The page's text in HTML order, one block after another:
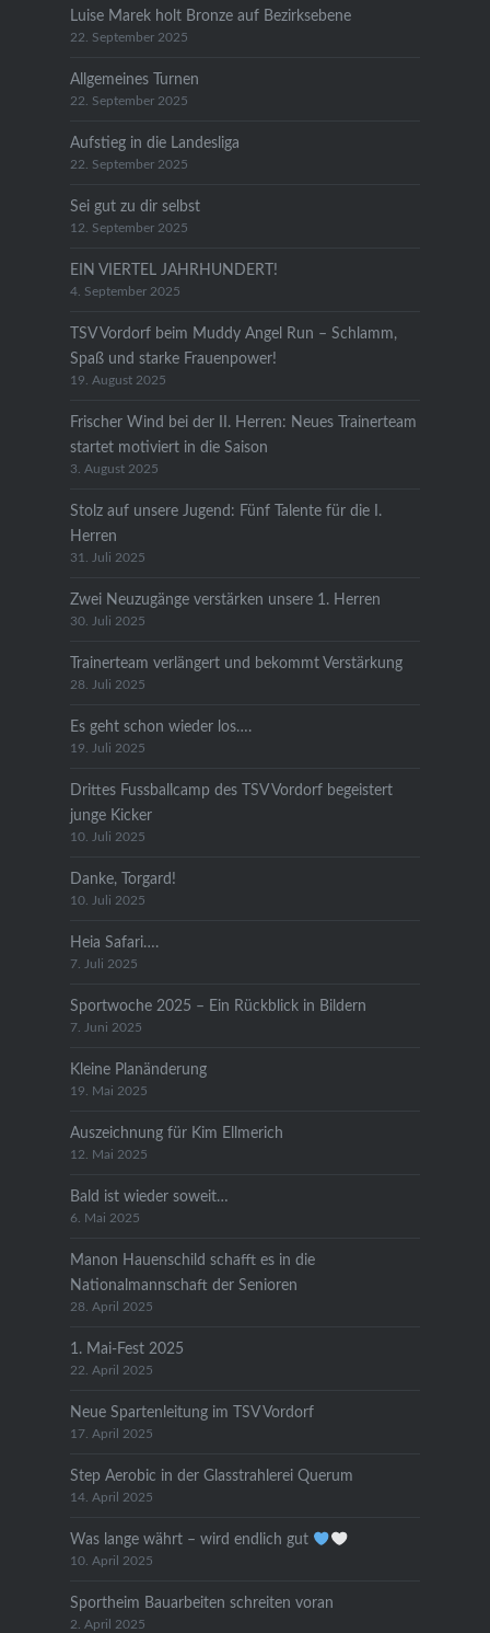
Luise Marek holt Bronze auf Bezirksebene
22. September 2025
Allgemeines Turnen
22. September 2025
Aufstieg in die Landesliga
22. September 2025
Sei gut zu dir selbst
12. September 2025
EIN VIERTEL JAHRHUNDERT!
4. September 2025
TSV Vordorf beim Muddy Angel Run – Schlamm,
Spaß und starke Frauenpower!
19. August 2025
Frischer Wind bei der II. Herren: Neues Trainerteam
startet motiviert in die Saison
3. August 2025
Stolz auf unsere Jugend: Fünf Talente für die I.
Herren
31. Juli 2025
Zwei Neuzugänge verstärken unsere 1. Herren
30. Juli 2025
Trainerteam verlängert und bekommt Verstärkung
28. Juli 2025
Es geht schon wieder los….
19. Juli 2025
Drittes Fussballcamp des TSV Vordorf begeistert
junge Kicker
10. Juli 2025
Danke, Torgard!
10. Juli 2025
Heia Safari….
7. Juli 2025
Sportwoche 2025 – Ein Rückblick in Bildern
7. Juni 2025
Kleine Planänderung
19. Mai 2025
Auszeichnung für Kim Ellmerich
12. Mai 2025
Bald ist wieder soweit…
6. Mai 2025
Manon Hauenschild schafft es in die
Nationalmannschaft der Senioren
28. April 2025
1. Mai-Fest 2025
22. April 2025
Neue Spartenleitung im TSV Vordorf
17. April 2025
Step Aerobic in der Glasstrahlerei Querum
14. April 2025
Was lange währt – wird endlich gut
10. April 2025
Sportheim Bauarbeiten schreiten voran
2. April 2025